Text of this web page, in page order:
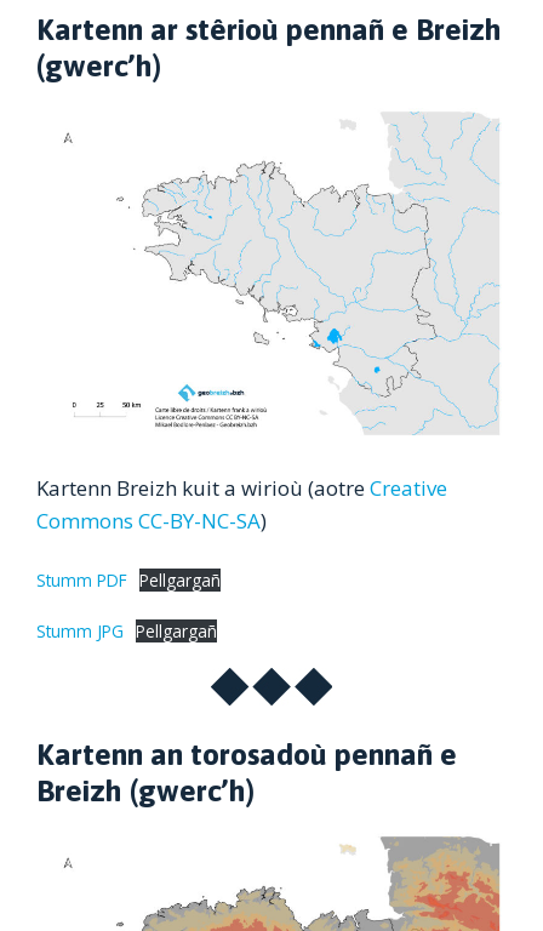
Kartenn ar stêrioù pennañ e Breizh
(gwerc’h)
Kartenn Breizh kuit a wirioù (aotreCreative
Commons CC-BY-NC-SA)
Stumm PDF Pellgargañ
Stumm JPG Pellgargañ
Kartenn an torosadoù pennañ e
Breizh (gwerc’h)